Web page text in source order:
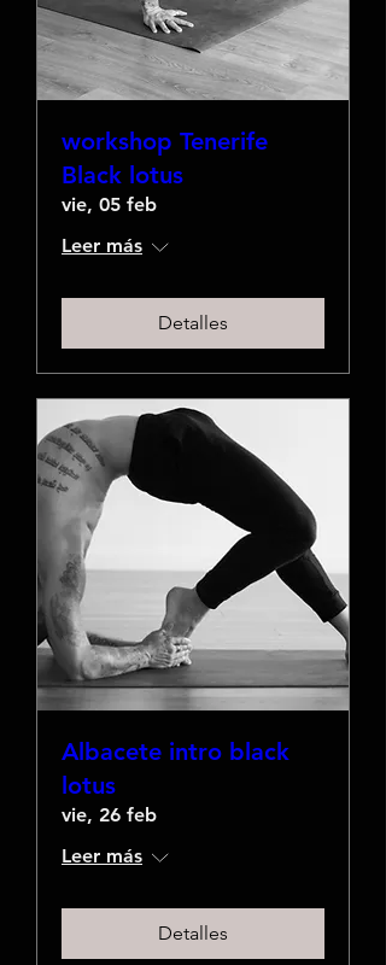
workshop Tenerife
Black lotus
vie, 05 feb
Leer más
Detalles
Albacete intro black
lotus
vie, 26 feb
Leer más
Detalles